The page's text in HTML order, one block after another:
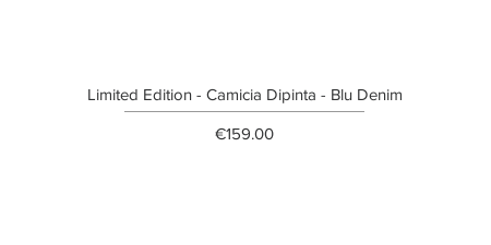
Limited Edition - Camicia Dipinta - Blu Denim
Price
€159.00